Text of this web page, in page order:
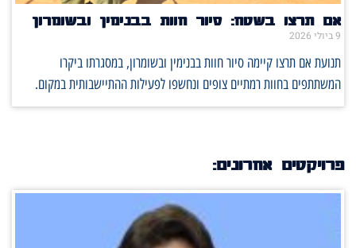
אם תרצו בשטח: סיור חוות בבנימין ובשומרון
9 ביולי 2026
תנועת אם תרצו קיימה סיור חוות בבנימין ובשומרון, במסגרתו ביקרו
המשתתפים בחוות רמתיים צופים ונחשפו לפעילות ההתיישבותית במקום.
פרויקטים אחרונים: